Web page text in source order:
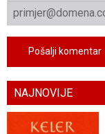
Pošalji komentar
NAJNOVIJE